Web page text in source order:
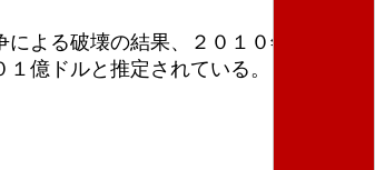
よる破壊の結果、２０１０年に６０
億ドルと推定されている。